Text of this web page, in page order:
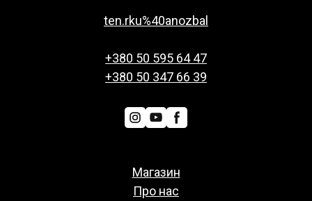
ten.rku%40anozbal
+380 50 595 64 47
+380 50 347 66 39
Магазин
Про нас